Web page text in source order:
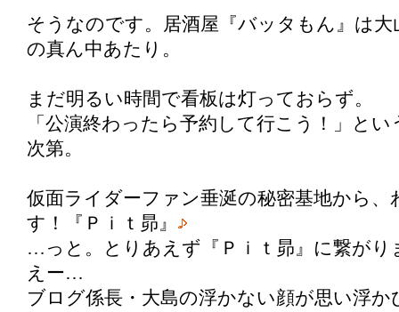
そうなのです。居酒屋『バッタもん』は大
の真ん中あたり。
まだ明るい時間で看板は灯っておらず。
「公演終わったら予約して行こう！」と
次第。
仮面ライダーファン垂涎の秘密基地から、
す！『Ｐｉｔ昴』
…っと。とりあえず『Ｐｉｔ昴』に繋が
えー…
ブログ係長・大島の浮かない顔が思い浮